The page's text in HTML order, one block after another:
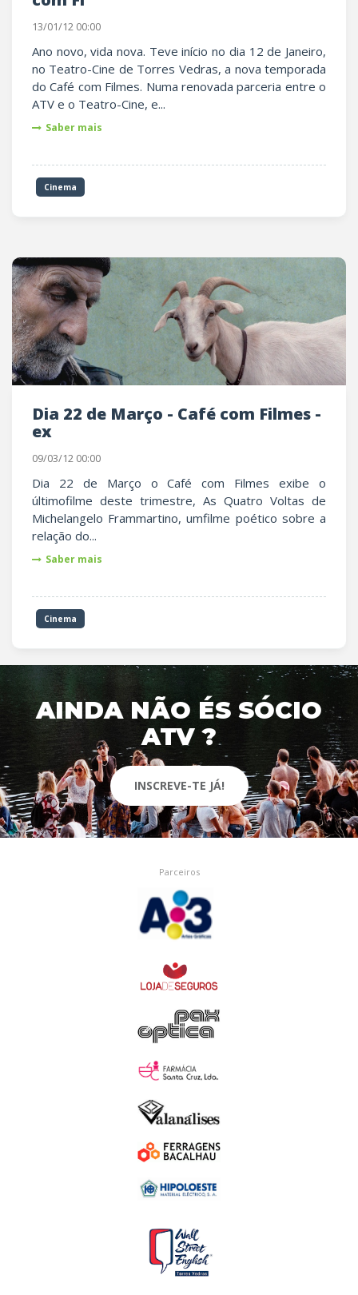
13/01/12 00:00
Ano novo, vida nova. Teve início no dia 12 de Janeiro,
no Teatro-Cine de Torres Vedras, a nova temporada
do Café com Filmes. Numa renovada parceria entre o
ATV e o Teatro-Cine, e...
Saber mais
Cinema
Dia 22 de Março - Café com Filmes -
ex
09/03/12 00:00
Dia 22 de Março o Café com Filmes exibe o
últimofilme deste trimestre, As Quatro Voltas de
Michelangelo Frammartino, umfilme poético sobre a
relação do...
Saber mais
Cinema
AINDA NÃO ÉS SÓCIO
ATV ?
INSCREVE-TE JÁ!
Parceiros